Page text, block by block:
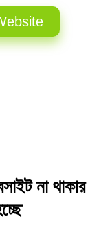
না থাকার